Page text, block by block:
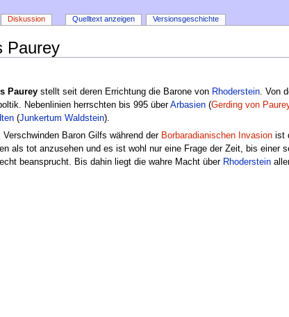
Paurey
Paureystellt seit deren Errichtung die Barone von Rhoderstein. Von
Nebenlinien herrschten bis 995 überArbasien(Gerding von
(Junkertum Waldstein).
Verschwinden Baron Gilfs während der Borbaradianischen Invasionist
als tot anzusehen und es ist wohl nur eine Frage der Zeit, bis einer
beansprucht. Bis dahin liegt die wahre Macht über Rhoderstein
Diskussion Quelltext anzeigen Versionsgeschichte